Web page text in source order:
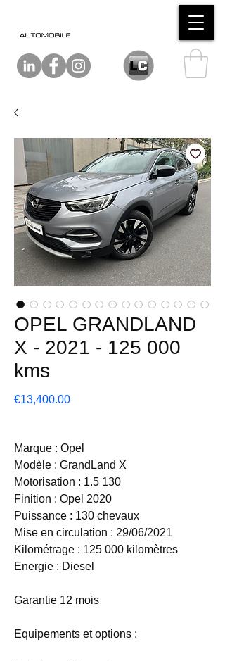
OPEL GRANDLAND
X - 2021 - 125 000
kms
€13,400.00Price
Marque : Opel
Modèle : GrandLand X
Motorisation : 1.5 130
Finition : Opel 2020
Puissance : 130 chevaux
Mise en circulation : 29/06/2021
Kilométrage : 125 000 kilomètres
Energie : Diesel
Garantie 12 mois
Equipements et options :